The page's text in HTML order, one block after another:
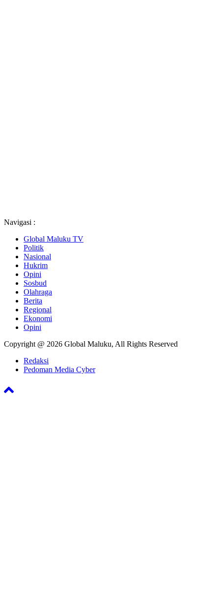
Navigasi :
Global Maluku TV
Politik
Nasional
Hukrim
Opini
Sosbud
Olahraga
Berita
Regional
Ekonomi
Opini
Copyright @ 2026 Global Maluku, All Rights Reserved
Redaksi
Pedoman Media Cyber